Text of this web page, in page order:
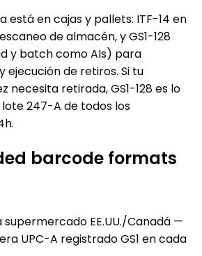
está en cajas y pallets: ITF-14 en
de almacén, y GS1-128
y batch como AIs) para
ejecución de retiros. Si tu
necesita retirada, GS1-128 es lo
247-A de todos los
barcode formats
EE.UU./Canadá —
UPC-A registrado GS1 en cada